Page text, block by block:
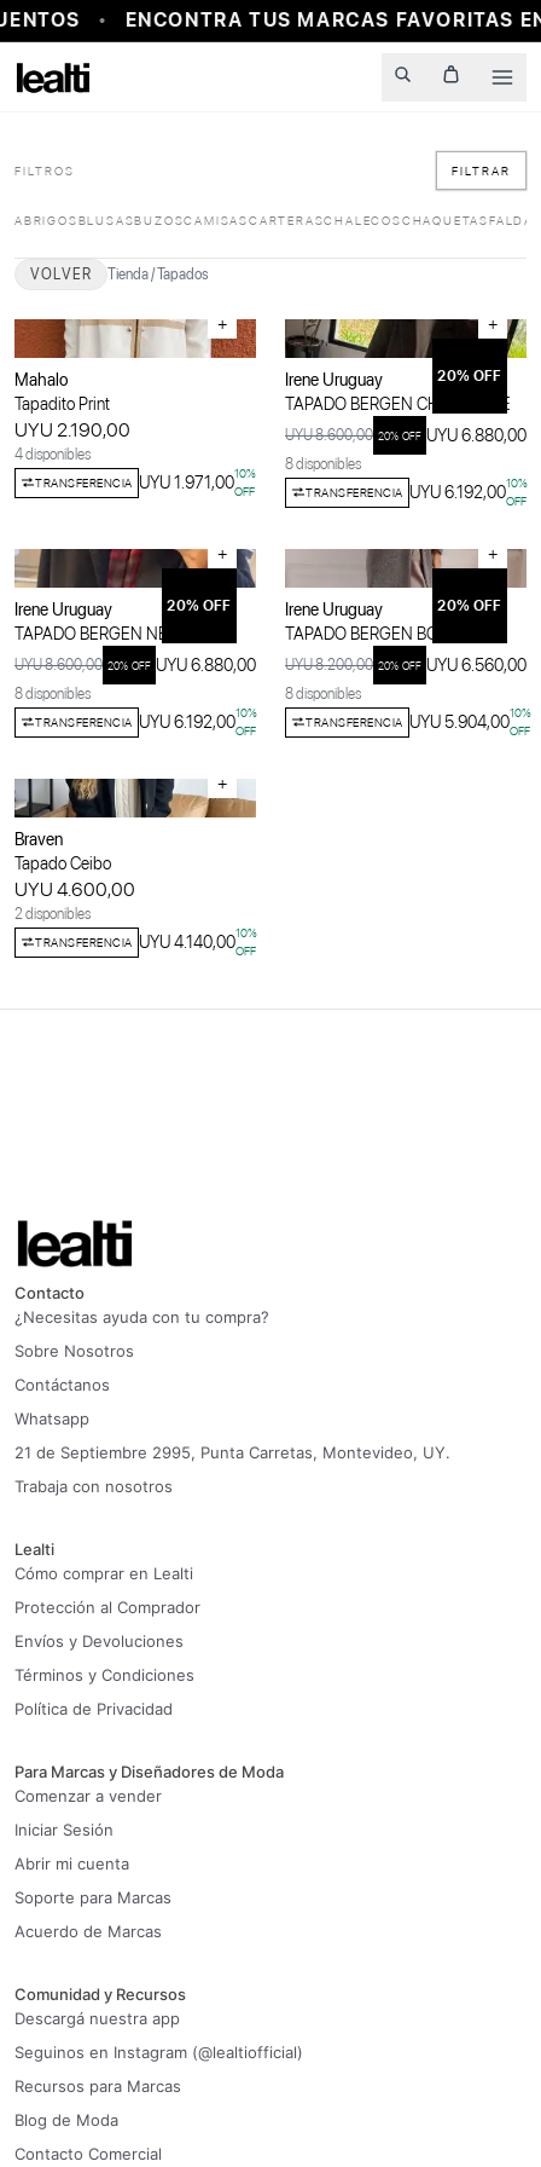
ENCONTRA TUS MARCAS FAVORITAS
FILTROS FILTRAR
ABRIGOSBLUSASBUZOSCAMISASCARTERASCHALECOSCHAQUETAS
VOLVER Tienda/ Tapados
+
Mahalo
Tapadito Print
UYU 2.190,00
4 disponibles
TRANSFERENCIA UYU 1.971,0010%
OFF
20% OFF
+
Irene Uruguay
TAPADO BERGEN CHOCOLATE
UYU 8.600,00 20% OFF UYU 6.880,00
8 disponibles
TRANSFERENCIA UYU 6.192,0010%
OFF
20% OFF
+
Irene Uruguay
TAPADO BERGEN NEGRO
UYU 8.600,00 20% OFF UYU 6.880,00
8 disponibles
TRANSFERENCIA UYU 6.192,0010%
OFF
20% OFF
+
Irene Uruguay
TAPADO BERGEN BOUCLÉ
UYU 8.200,00 20% OFF UYU 6.560,00
8 disponibles
TRANSFERENCIA UYU 5.904,0010%
OFF
+
Braven
Tapado Ceibo
UYU 4.600,00
2 disponibles
TRANSFERENCIA UYU 4.140,0010%
OFF
Contacto
¿Necesitas ayuda con tu compra?
Sobre Nosotros
Contáctanos
Whatsapp
21 de Septiembre 2995, Punta Carretas, Montevideo, UY.
Trabaja con nosotros
Lealti
Cómo comprar en Lealti
Protección al Comprador
Envíos y Devoluciones
Términos y Condiciones
Política de Privacidad
Para Marcas y Diseñadores de Moda
Comenzar a vender
Iniciar Sesión
Abrir mi cuenta
Soporte para Marcas
Acuerdo de Marcas
Comunidad y Recursos
Descargá nuestra app
Seguinos en Instagram (@lealtiofficial)
Recursos para Marcas
Blog de Moda
Contacto Comercial